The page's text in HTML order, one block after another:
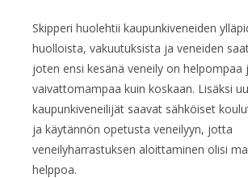
Skipperi huolehtii kaupunkiveneiden
huolloista, vakuutuksista ja veneiden
joten ensi kesänä veneily on helpompaa
vaivattomampaa kuin koskaan. Lisäksi
kaupunkiveneilijät saavat sähköiset
ja käytännön opetusta veneilyyn, jotta
veneilyharrastuksen aloittaminen olisi
helppoa.